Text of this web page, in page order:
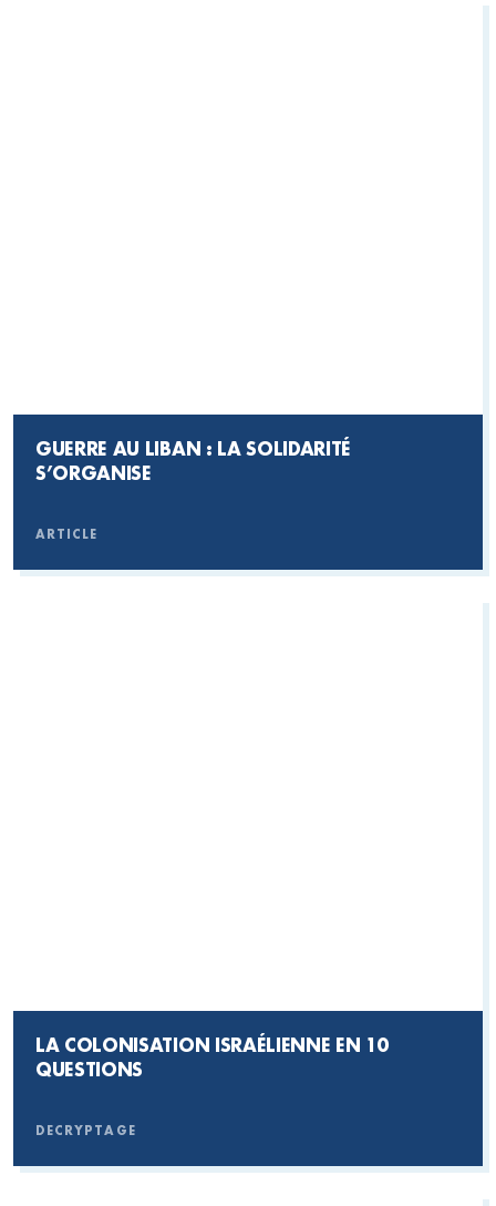
GUERRE AU LIBAN : LA SOLIDARITÉ
S’ORGANISE
ARTICLE
LA COLONISATION ISRAÉLIENNE EN 10
QUESTIONS
DECRYPTAGE